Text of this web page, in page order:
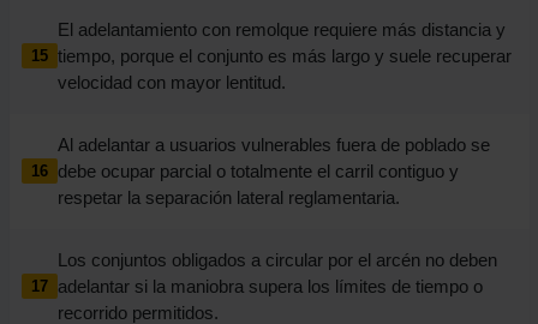
15
El adelantamiento con remolque requiere más distancia y
tiempo, porque el conjunto es más largo y suele recuperar
velocidad con mayor lentitud.
16
Al adelantar a usuarios vulnerables fuera de poblado se
debe ocupar parcial o totalmente el carril contiguo y
respetar la separación lateral reglamentaria.
17
Los conjuntos obligados a circular por el arcén no deben
adelantar si la maniobra supera los límites de tiempo o
recorrido permitidos.